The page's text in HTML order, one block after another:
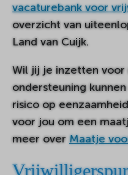
vacaturebank voor
overzicht van
Land van Cuijk.
Wil jij je inzetten
ondersteuning
risico op
voor jou om een
meer over Maatje